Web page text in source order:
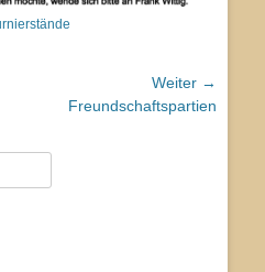
Weiter →
NächsterFreundschaftspartien